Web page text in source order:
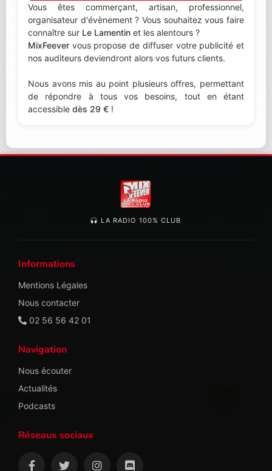
Vous êtes commerçant, artisan, professionnel,
organisateur d'évènement ? Vous souhaitez vous faire
connaître sur Le Lamentin et les alentours ?
MixFeever vous propose de diffuser votre publicité et
nos auditeurs deviendront alors vos futurs clients.
Nous avons mis au point plusieurs offres, permettant
de répondre à tous vos besoins, tout en étant
accessible dès 29 € !
LA RADIO 100% CLUB
Informations
Mentions Légales
Nous contacter
02 56 56 42 01
Navigation
Nous écouter
Actualités
Podcasts
Réseaux sociaux